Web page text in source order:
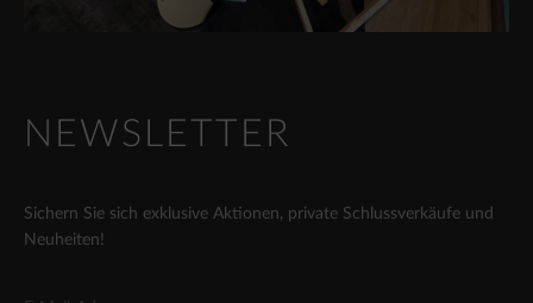
NEWSLETTER
Sichern Sie sich exklusive Aktionen, private Schlussverkäufe und
Neuheiten!